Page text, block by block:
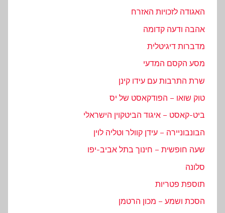
האגודה לזכויות האזרח
אהבה ודעה קדומה
מדברות דיגיטלית
מסע הקסם המדעי
שרת התרבות עם עידו קינן
טוק שואו – הפודקאסט של יס
ביט-קאסט – איגוד הביטקוין הישראלי
הבונבוניירה – עידן קוולר וטליה לוין
שעה חופשית – חינוך בתל אביב-יפו
סלונה
תוספת פטריות
הסכת ושמע – מכון הרטמן